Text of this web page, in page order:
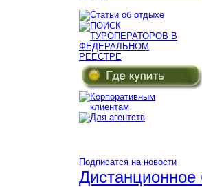
Подписатся на новости
Дистанционное